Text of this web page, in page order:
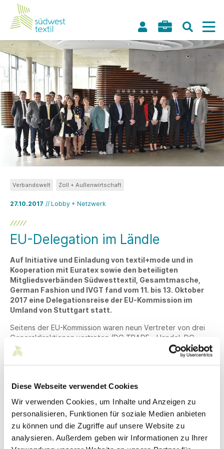
Diese Webseite verwendet Cookies
Wir verwenden Cookies, um Inhalte und Anzeigen zu
personalisieren, Funktionen für soziale Medien anbieten
zu können und die Zugriffe auf unsere Website zu
analysieren. Außerdem geben wir Informationen zu Ihrer
27.10.2017 // Lobby + Netzwerk
Verbandswelt Zoll + Außenwirtschaft
EU-Delegation im Ländle
Auf Initiative und Einladung von textil+mode und in
Kooperation mit Euratex sowie den beteiligten
Mitgliedsverbänden Südwesttextil, Gesamtmasche,
German Fashion und IVGT fand vom 11. bis 13. Oktober
2017 eine Delegationsreise der EU-Kommission im
Umland von Stuttgart statt.
Seitens der EU-Kommission waren neun Vertreter von drei
Generaldirektionen vertreten (DG TRADE - Handel, DG
GROW - Industrie, DG TAXUD - Steuern und Zölle). Es gab
Unternehmensgespräche an vier Standorten. Insgesamt kam
die EU-Kommission mit neun Unternehmen der deutschen
Seiten Südwesttextils waren die Unternehmen Hugo Boss,
Paul H. Kübler und Gertex beteiligt.
Mit dem Projekt wurden mehrere Zielsetzungen verfolgt:
Vermittlung und Diskussion industrieübergreifender
Anliegen ebenso wie spezifischer Problemstellungen in